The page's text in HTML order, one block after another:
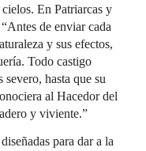
En Patriarcas y
de enviar cada
y sus efectos,
Todo castigo
severo, hasta que su
al Hacedor del
y viviente.”
para dar a la